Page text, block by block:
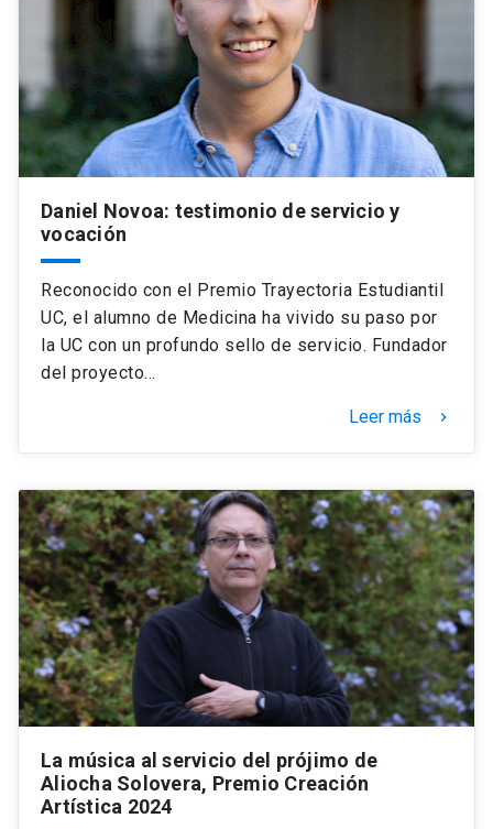
Daniel Novoa: testimonio de servicio y
vocación
Reconocido con el Premio Trayectoria Estudiantil
UC, el alumno de Medicina ha vivido su paso por
la UC con un profundo sello de servicio. Fundador
del proyecto…
Leer más keyboard_arrow_right
La música al servicio del prójimo de
Aliocha Solovera, Premio Creación
Artística 2024